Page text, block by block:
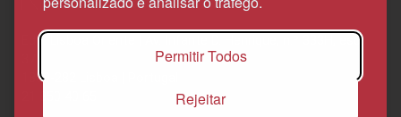
Permitir Todos
Rejeitar
Edif. Lisboa Oriente | Av. Infante D. Henrique, n.º 333H, esc.
1800-282 Lisboa | Portugal